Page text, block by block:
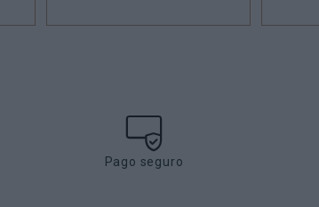
Pago seguro